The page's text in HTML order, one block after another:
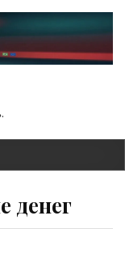
денег